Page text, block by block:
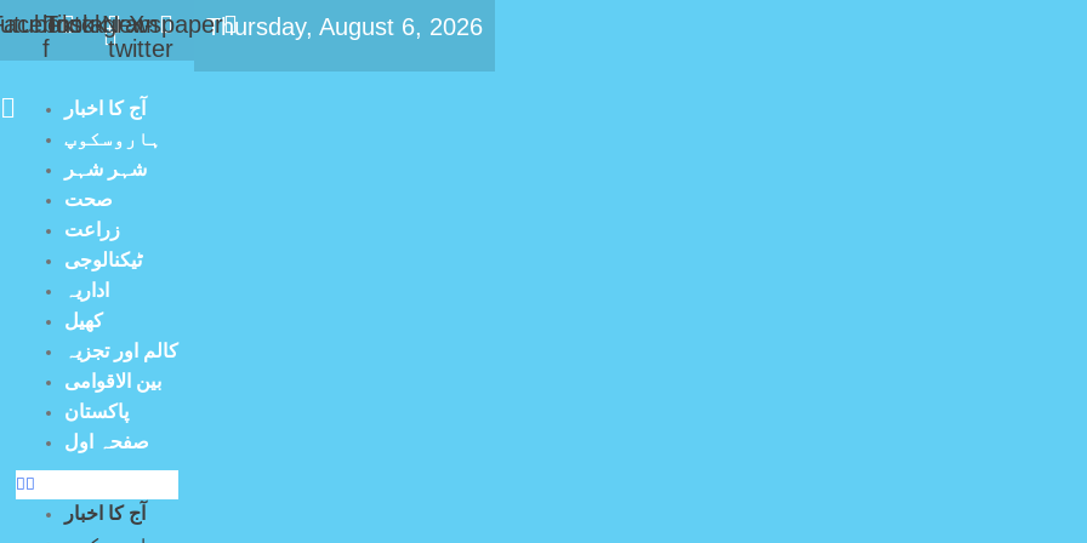
f
Tiktok
Instagram
X-
twitter
NewspaperThursday, August 6, 2026
آج کا اخبار
ہاروسکوپ
شہر شہر
صحت
زراعت
ٹیکنالوجی
اداریہ
کھیل
کالم اور تجزیہ
بین الاقوامی
پاکستان
صفحہ اول
آج کا اخبار